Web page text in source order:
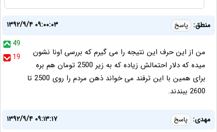
منطق: پاسخ
۱۳۹۲/۹/۴ ۰۹:۰۰:۰۳
49
19
من از این حرف این نتیجه را می گیرم که بررسی اونا نشون
میده که دلار احتمالش زیاده که به زیر 2500 تومان هم بره
برای همین با این ترفند می خواند ذهن مردم را روی 2500 تا
2600 ببندند.
مهدی: پاسخ
۱۳۹۲/۹/۴ ۰۹:۱۳:۱۷